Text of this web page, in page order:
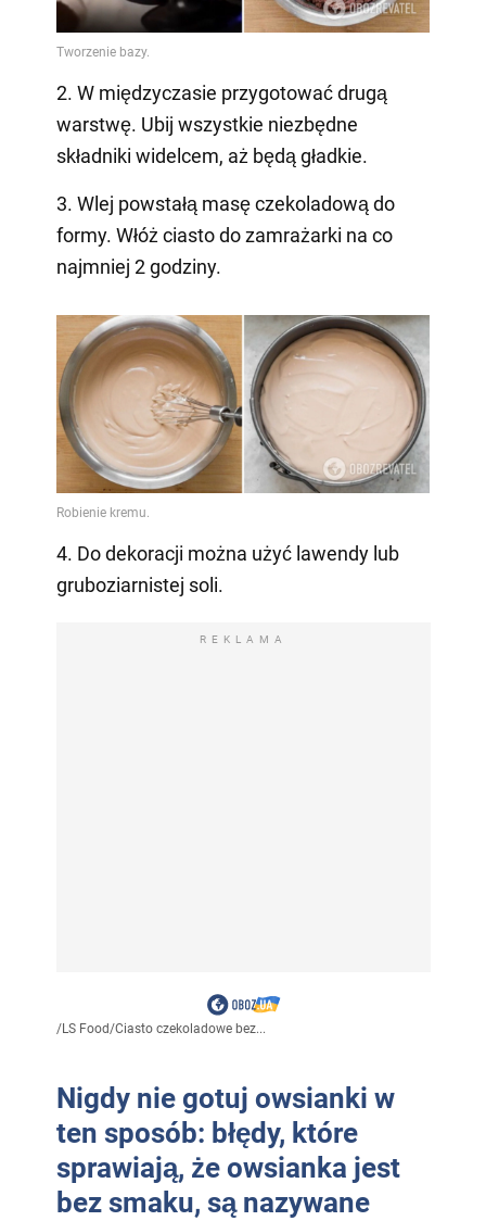
2. W międzyczasie przygotować drugą
warstwę. Ubij wszystkie niezbędne
składniki widelcem, aż będą gładkie.
3. Wlej powstałą masę czekoladową do
formy. Włóż ciasto do zamrażarki na co
najmniej 2 godziny.
4. Do dekoracji można użyć lawendy lub
gruboziarnistej soli.
REKLAMA
/LS Food/Ciasto czekoladowe bez...
Nigdy nie gotuj owsianki w
ten sposób: błędy, które
sprawiają, że owsianka jest
bez smaku, są nazywane